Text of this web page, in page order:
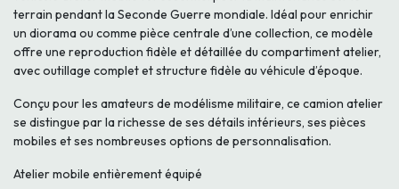
terrain pendant la Seconde Guerre mondiale. Idéal pour enrichir
un diorama ou comme pièce centrale d’une collection, ce modèle
offre une reproduction fidèle et détaillée du compartiment atelier,
avec outillage complet et structure fidèle au véhicule d’époque.
Conçu pour les amateurs de modélisme militaire, ce camion atelier
se distingue par la richesse de ses détails intérieurs, ses pièces
mobiles et ses nombreuses options de personnalisation.
Atelier mobile entièrement équipé